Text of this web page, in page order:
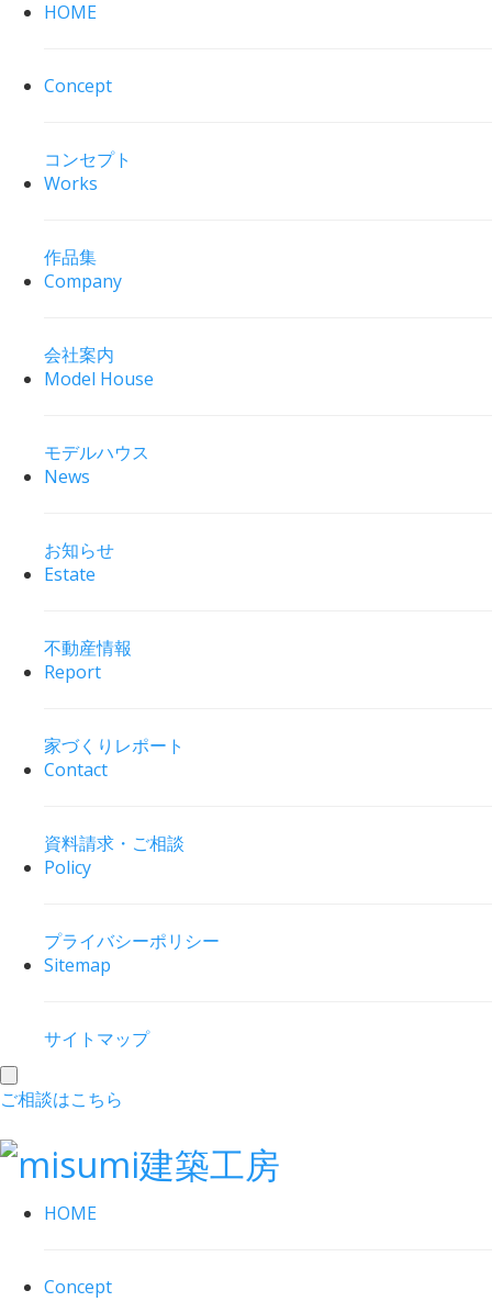
HOME
Concept
コンセプト
Works
作品集
Company
会社案内
Model House
モデルハウス
News
お知らせ
Estate
不動産情報
Report
家づくりレポート
Contact
資料請求・ご相談
Policy
プライバシーポリシー
Sitemap
サイトマップ
toggle
navigation
ご相談はこちら
HOME
Concept